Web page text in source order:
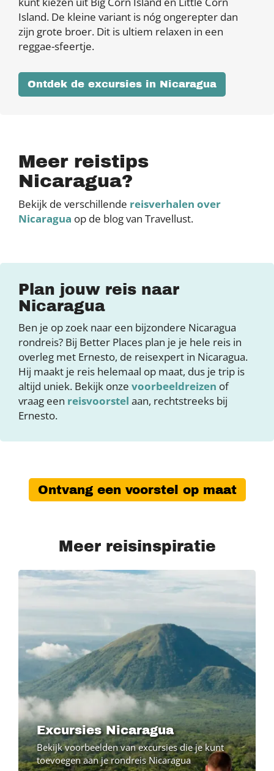
Island. De kleine variant is nóg ongerepter dan
zijn grote broer. Dit is ultiem relaxen in een
reggae-sfeertje.
Ontdek de excursies in Nicaragua
Meer reistips
Nicaragua?
Bekijk de verschillende reisverhalen over
Nicaragua op de blog van Travellust.
Plan jouw reis naar
Nicaragua
Ben je op zoek naar een bijzondere Nicaragua
rondreis? Bij Better Places plan je je hele reis in
overleg met Ernesto, de reisexpert in Nicaragua.
Hij maakt je reis helemaal op maat, dus je trip is
altijd uniek. Bekijk onze voorbeeldreizen of
vraag een reisvoorstel aan, rechtstreeks bij
Ernesto.
Ontvang een voorstel op maat
Meer reisinspiratie
Excursies Nicaragua
Bekijk voorbeelden van excursies die je kunt
toevoegen aan je rondreis Nicaragua